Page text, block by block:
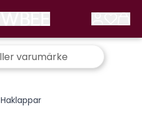
Haklappar